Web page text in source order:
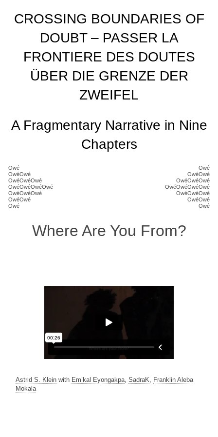
CROSSING BOUNDARIES OF
DOUBT – PASSER LA
FRONTIERE DES DOUTES
ÜBER DIE GRENZE DER
ZWEIFEL
A Fragmentary Narrative in Nine
Chapters
Owé
Owé
OwéOwé
OwéOwé
OwéOwéOwé
OwéOwéOwé
OwéOwéOwéOwé
OwéOwéOwéOwé
OwéOwéOwé
OwéOwéOwé
OwéOwé
OwéOwé
Owé
Owé
Where Are You From?
Astrid S. Klein with Em’kal Eyongakpa, SadraK, Franklin Aleba
Mokala